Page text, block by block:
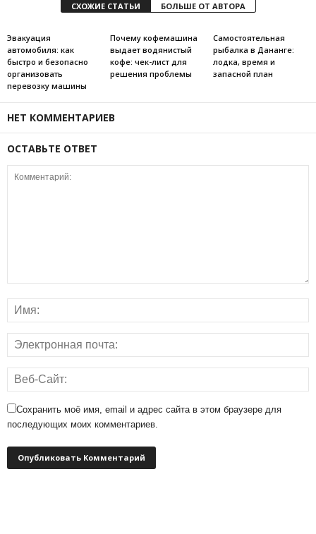
СХОЖИЕ СТАТЬИ БОЛЬШЕ ОТ АВТОРА
Эвакуация
автомобиля: как
быстро и безопасно
организовать
перевозку машины
Почему кофемашина
выдает водянистый
кофе: чек-лист для
решения проблемы
Самостоятельная
рыбалка в Дананге:
лодка, время и
запасной план
НЕТ КОММЕНТАРИЕВ
ОСТАВЬТЕ ОТВЕТ
Сохранить моё имя, email и адрес сайта в этом браузере для
последующих моих комментариев.